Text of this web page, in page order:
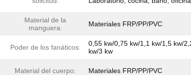
Material de la
manguera:
Materiales FRP/PP/PVC
Poder de los fanáticos:
0,55 kw/0,75 kw/1,1 kw/1,5 kw/
kw/3 kw
Material del cuerpo: Materiales FRP/PP/PVC